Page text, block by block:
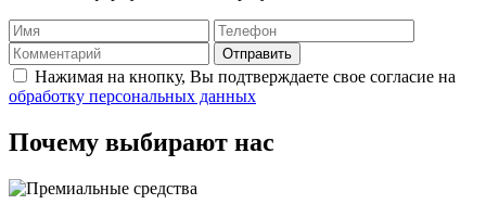
Отправить
Нажимая на кнопку, Вы подтверждаете свое согласие на
обработку персональных данных
Почему выбирают нас